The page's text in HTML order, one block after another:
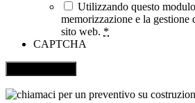
Utilizzando questo
memorizzazione e la gestione
sito web. *
CAPTCHA